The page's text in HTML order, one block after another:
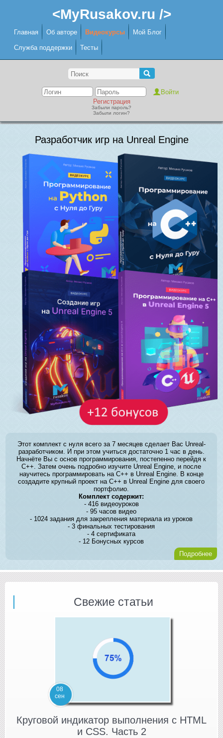
<MyRusakov.ru />
Главная Об авторе Видеокурсы Мой Блог
Служба поддержки Тесты
Регистрация
Забыли пароль?
Забыли логин?
Разработчик игр на Unreal Engine
Этот комплект с нуля всего за 7 месяцев сделает Вас Unreal-
разработчиком. И при этом учиться достаточно 1 час в день.
Начнёте Вы с основ программирования, постепенно перейдя к
C++. Затем очень подробно изучите Unreal Engine, и после
научитесь программировать на C++ в Unreal Engine. В конце
создадите крупный проект на C++ в Unreal Engine для своего
портфолио.
Комплект содержит:
- 416 видеоуроков
- 95 часов видео
- 1024 задания для закрепления материала из уроков
- 3 финальных тестирования
- 4 сертификата
- 12 Бонусных курсов
Подробнее
Свежие статьи
08
сен
Круговой индикатор выполнения с HTML
и CSS. Часть 2